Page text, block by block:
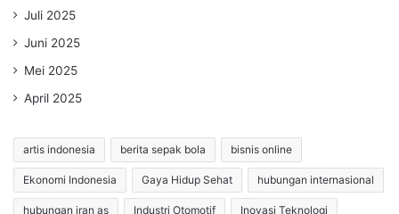
Juli 2025
Juni 2025
Mei 2025
April 2025
artis indonesia berita sepak bola bisnis online
Ekonomi Indonesia Gaya Hidup Sehat hubungan internasional
hubungan iran as Industri Otomotif Inovasi Teknologi